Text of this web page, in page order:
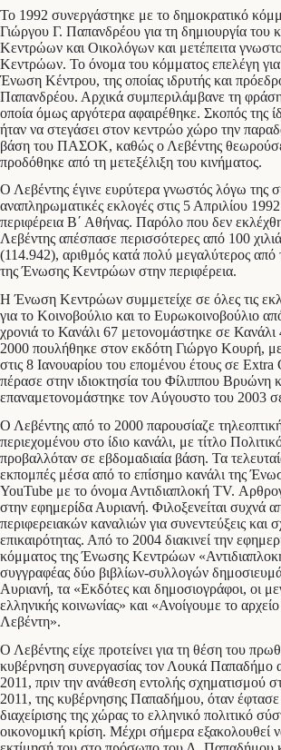
Το 1992 συνεργάστηκε με το δημοκρατικό
Γιώργου Γ. Παπανδρέου για τη δημιουργία
Κεντρώων και Οικολόγων και μετέπειτα
Κεντρώων. Το όνομα του κόμματος επελέγη για
Ένωση Κέντρου, της οποίας ιδρυτής και
Παπανδρέου. Αρχικά συμπεριλάμβανε τη
οποία όμως αργότερα αφαιρέθηκε. Σκοπός της
ήταν να στεγάσει στον κεντρώο χώρο την
βάση του ΠΑΣΟΚ, καθώς ο Λεβέντης
προδόθηκε από τη μετεξέλιξη του κινήματος.
Ο Λεβέντης έγινε ευρύτερα γνωστός λόγω της
αναπληρωματικές εκλογές στις 5 Απριλίου
περιφέρεια Β΄ Αθήνας. Παρόλο που δεν
Λεβέντης απέσπασε περισσότερες από 100
(114.942), αριθμός κατά πολύ μεγαλύτερος από
της Ένωσης Κεντρώων στην περιφέρεια.
Η Ένωση Κεντρώων συμμετείχε σε όλες τις
για το Κοινοβούλιο και το Ευρωκοινοβούλιο
χρονιά το Κανάλι 67 μετονομάστηκε σε
2000 πουλήθηκε στον εκδότη Γιώργο Κουρή,
στις 8 Ιανουαρίου του επομένου έτους σε
πέρασε στην ιδιοκτησία του Φίλιππου Βρυώνη
επαναμετονομάστηκε τον Αύγουστο του 2003
Ο Λεβέντης από το 2000 παρουσίαζε
περιεχομένου στο ίδιο κανάλι, με τίτλο
προβαλλόταν σε εβδομαδιαία βάση. Τα
εκπομπές μέσα από το επίσημο κανάλι της
YouTube με το όνομα Αντιδιαπλοκή TV.
στην εφημερίδα Αυριανή. Φιλοξενείται συχνά
περιφερειακών καναλιών για συνεντεύξεις και
επικαιρότητας. Από το 2004 διακινεί την
κόμματος της Ένωσης Κεντρώων
συγγραφέας δύο βιβλίων-συλλογών
Αυριανή, τα «Εκδότες και δημοσιογράφοι, οι
ελληνικής κοινωνίας» και «Ανοίγουμε το
Λεβέντη».
Ο Λεβέντης είχε προτείνει για τη θέση του
κυβέρνηση συνεργασίας τον Λουκά Παπαδήμο
2011, πριν την ανάθεση εντολής σχηματισμού
2011, της κυβέρνησης Παπαδήμου, όταν έφτασε
διαχείρισης της χώρας το ελληνικό πολιτικό
οικονομική κρίση. Μέχρι σήμερα εξακολουθεί